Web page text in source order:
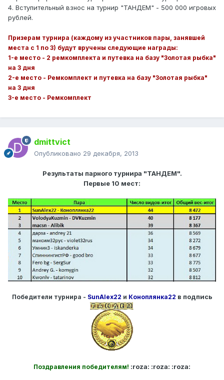
4. Вступительный взнос на турнир "ТАНДЕМ" - 500 000 игровых
рублей.
Призерам турнира (каждому из участников пары, занявшей
места с 1 по 3) будут вручены следующие награды:
1-е место - 2 ремкомплекта и путевка на базу "Золотая рыбка"
на 3 дня
2-е место - Ремкомплект и путевка на базу "Золотая рыбка"
на 3 дня
3-е место - Ремкомплект
dmittvict
Опубликовано 29 декабря, 2013
Результаты парного турнира "ТАНДЕМ".
Первые 10 мест:
Победители турнира - SunAlex22 и Коноплянка22 в подпись
Поздравления победителям! :roza: :roza: :roza: